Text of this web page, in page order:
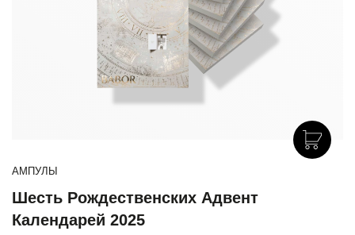
АМПУЛЫ
Шесть Рождественских Адвент
Календарей 2025